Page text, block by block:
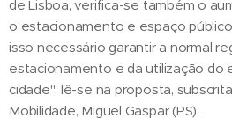
de Lisboa, verifica-se também o
o estacionamento e espaço
isso necessário garantir a normal
estacionamento e da utilização do
cidade", lê-se na proposta,
Mobilidade, Miguel Gaspar (PS).